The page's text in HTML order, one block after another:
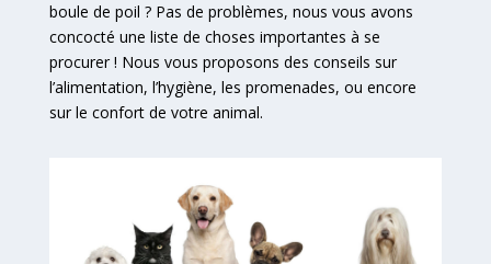
boule de poil ? Pas de problèmes, nous vous avons
concocté une liste de choses importantes à se
procurer ! Nous vous proposons des conseils sur
l’alimentation, l’hygiène, les promenades, ou encore
sur le confort de votre animal.